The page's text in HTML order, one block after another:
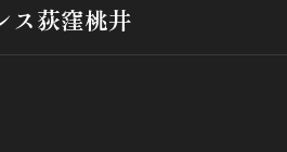
す
ス荻窪桃井